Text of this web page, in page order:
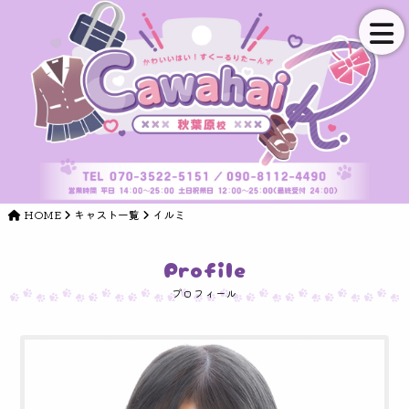
HOME キャスト一覧 イルミ
Profile
プロフィール